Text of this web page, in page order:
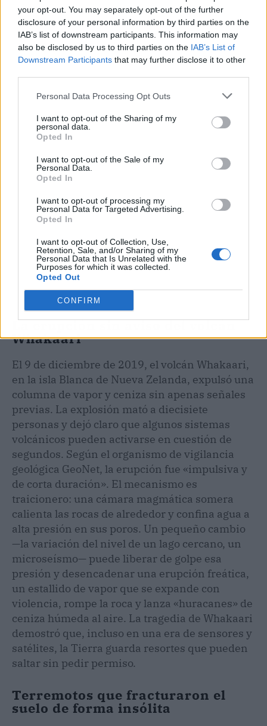
your opt-out. You may separately opt-out of the further
disclosure of your personal information by third parties on the
IAB’s list of downstream participants. This information may
also be disclosed by us to third parties on the IAB’s List of
Downstream Participants that may further disclose it to other
Personal Data Processing Opt Outs
I want to opt-out of the Sharing of my
personal data.
Opted In
I want to opt-out of the Sale of my
Personal Data.
Opted In
I want to opt-out of processing my
Personal Data for Targeted Advertising.
Opted In
I want to opt-out of Collection, Use,
Retention, Sale, and/or Sharing of my
Personal Data that Is Unrelated with the
Purposes for which it was collected.
Opted Out
CONFIRM
Publicidad
La erupción sin aviso del volcán
Whakaari
El 9 de diciembre de 2019, el volcán Whakaari,
en la isla Blanca de Nueva Zelanda, expulsó una
columna de vapor y ceniza sin apenas señales
previas. La explosión mató a diecisiete
personas y dejó claro que algunos sistemas
volcánicos pueden activarse en cuestión de
segundos. Según el organismo de vigilancia
geológica GeoNet, la erupción fue «impulsiva y
de corta duración». El mecanismo es
traicionero: una cámara magmática somera
calienta las rocas de alrededor y confina agua a
alta presión en sus poros. Un pequeño cambio
—la variación del nivel de un lago cercano, un
microseísmo— puede liberar de golpe esa
presión y desencadenar una erupción freática,
un estallido de vapor que se expande con
violencia, rompe la roca y lanza «huracanes» de
ceniza húmeda al aire. La tragedia de Whakaari
demostró que, incluso en una era de sensores y
satélites, la Tierra guarda resortes que pueden
saltar sin pedir permiso.
Terremotos que fracturaron el
suelo de forma insólita